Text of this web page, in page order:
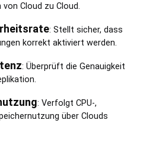
Cloud zu Cloud.
: Stellt sicher, dass
korrekt aktiviert werden.
: Überprüft die Genauigkeit
: Verfolgt CPU-,
über Clouds